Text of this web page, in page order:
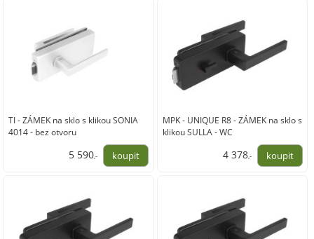
TI - ZÁMEK na sklo s klikou SONIA
4014 - bez otvoru
5 590,-
MPK - UNIQUE R8 - ZÁMEK na sklo s
klikou SULLA - WC
4 378,-